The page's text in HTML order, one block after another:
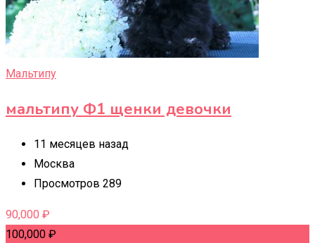
Мальтипу
мальтипу Ф1 щенки девочки
11 месяцев назад
Москва
Просмотров 289
90,000 ₽
100,000 ₽